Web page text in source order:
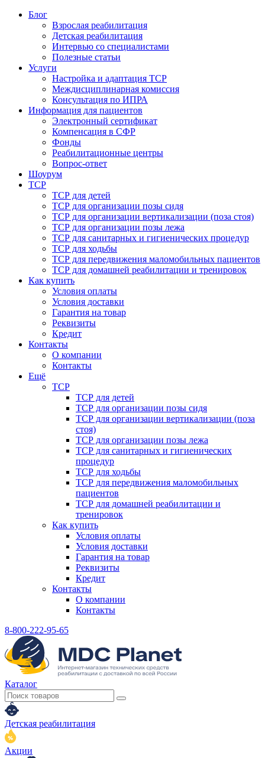
Блог
Взрослая реабилитация
Детская реабилитация
Интервью со специалистами
Полезные статьи
Услуги
Настройка и адаптация ТСР
Междисциплинарная комиссия
Консультация по ИПРА
Информация для пациентов
Электронный сертификат
Компенсация в СФР
Фонды
Реабилитационные центры
Вопрос-ответ
Шоурум
ТСР
ТСР для детей
ТСР для организации позы сидя
ТСР для организации вертикализации (поза стоя)
ТСР для организации позы лежа
ТСР для санитарных и гигиенических процедур
ТСР для ходьбы
ТСР для передвижения маломобильных пациентов
ТСР для домашней реабилитации и тренировок
Как купить
Условия оплаты
Условия доставки
Гарантия на товар
Реквизиты
Кредит
Контакты
О компании
Контакты
Ещё
ТСР
ТСР для детей
ТСР для организации позы сидя
ТСР для организации вертикализации (поза
стоя)
ТСР для организации позы лежа
ТСР для санитарных и гигиенических
процедур
ТСР для ходьбы
ТСР для передвижения маломобильных
пациентов
ТСР для домашней реабилитации и
тренировок
Как купить
Условия оплаты
Условия доставки
Гарантия на товар
Реквизиты
Кредит
Контакты
О компании
Контакты
8-800-222-95-65
Каталог
Детская реабилитация
Акции